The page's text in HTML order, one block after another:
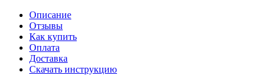
Описание
Отзывы
Как купить
Оплата
Доставка
Скачать инструкцию